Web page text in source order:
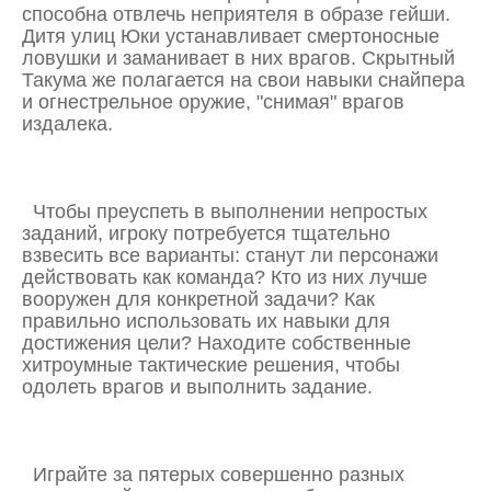
способна отвлечь неприятеля в образе гейши.
Дитя улиц Юки устанавливает смертоносные
ловушки и заманивает в них врагов. Скрытный
Такума же полагается на свои навыки снайпера
и огнестрельное оружие, "снимая" врагов
издалека.
Чтобы преуспеть в выполнении непростых
заданий, игроку потребуется тщательно
взвесить все варианты: станут ли персонажи
действовать как команда? Кто из них лучше
вооружен для конкретной задачи? Как
правильно использовать их навыки для
достижения цели? Находите собственные
хитроумные тактические решения, чтобы
одолеть врагов и выполнить задание.
Играйте за пятерых совершенно разных